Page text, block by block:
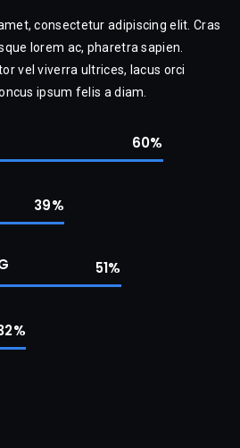
consectetur adipiscing elit. Cras
lorem ac, pharetra sapien.
vel viverra ultrices, lacus orci
ipsum felis a diam.
73
48%
64
40